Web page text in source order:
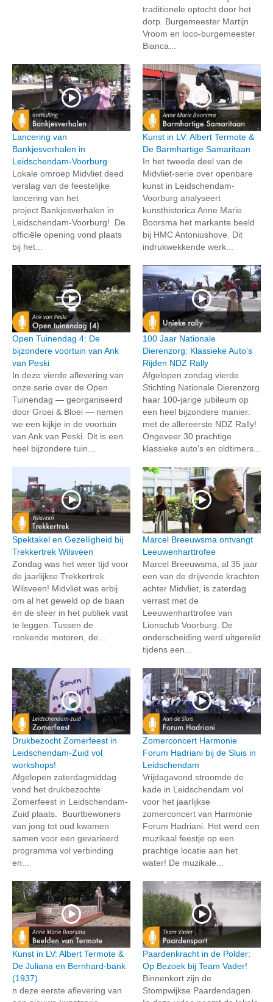
traditionele optocht door het
dorp. Burgemeester Martijn
Vroom en loco-burgemeester
Bianca...
Lancering van
Bankjesverhalen in
Leidschendam-Voorburg
Lokale omroep Midvliet deed
verslag van de feestelijke
lancering van het
project Bankjesverhalen in
Leidschendam-Voorburg! De
officiële opening vond plaats
bij het...
Kunst in LV: Albert Termote &
De Barmhartige Samaritaan
In het tweede deel van de
Midvliet-serie over openbare
kunst in Leidschendam-
Voorburg analyseert
kunsthistorica Anne Marie
Boorsma het markante beeld
bij HMC Antoniushove. Dit
indrukwekkende werk...
Open Tuinendag 4: De
bijzondere voortuin van Ank
van Peski
In deze vierde aflevering van
onze serie over de Open
Tuinendag — georganiseerd
door Groei & Bloei — nemen
we een kijkje in de voortuin
van Ank van Peski. Dit is een
heel bijzondere tuin...
100 Jaar Nationale
Dierenzorg: Klassieke Auto's
Rijden NDZ Rally
Afgelopen zondag vierde
Stichting Nationale Dierenzorg
haar 100-jarige jubileum op
een heel bijzondere manier:
met de allereerste NDZ Rally!
Ongeveer 30 prachtige
klassieke auto's en oldtimers...
Spektakel en Gezelligheid bij
Trekkertrek Wilsveen
Zondag was het weer tijd voor
de jaarlijkse Trekkertrek
Wilsveen! Midvliet was erbij
om al het geweld op de baan
én de sfeer in het publiek vast
te leggen. Tussen de
ronkende motoren, de...
Marcel Breeuwsma ontvangt
Leeuwenharttrofee
Marcel Breeuwsma, al 35 jaar
een van de drijvende krachten
achter Midvliet, is zaterdag
verrast met de
Leeuwenharttrofee van
Lionsclub Voorburg. De
onderscheiding werd uitgereikt
tijdens een...
Drukbezocht Zomerfeest in
Leidschendam-Zuid vol
workshops!
Afgelopen zaterdagmiddag
vond het drukbezochte
Zomerfeest in Leidschendam-
Zuid plaats. Buurtbewoners
van jong tot oud kwamen
samen voor een gevarieerd
programma vol verbinding
en...
Zomerconcert Harmonie
Forum Hadriani bij de Sluis in
Leidschendam
Vrijdagavond stroomde de
kade in Leidschendam vol
voor het jaarlijkse
zomerconcert van Harmonie
Forum Hadriani. Het werd een
muzikaal feestje op een
prachtige locatie aan het
water! De muzikale...
Kunst in LV: Albert Termote &
De Juliana en Bernhard-bank
(1937)
n deze eerste aflevering van
Paardenkracht in de Polder:
Op Bezoek bij Team Vader!
Binnenkort zijn de
Stompwijkse Paardendagen.